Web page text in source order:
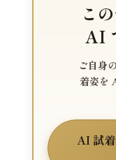
こ
AI
ご自身
着姿を
AI 試